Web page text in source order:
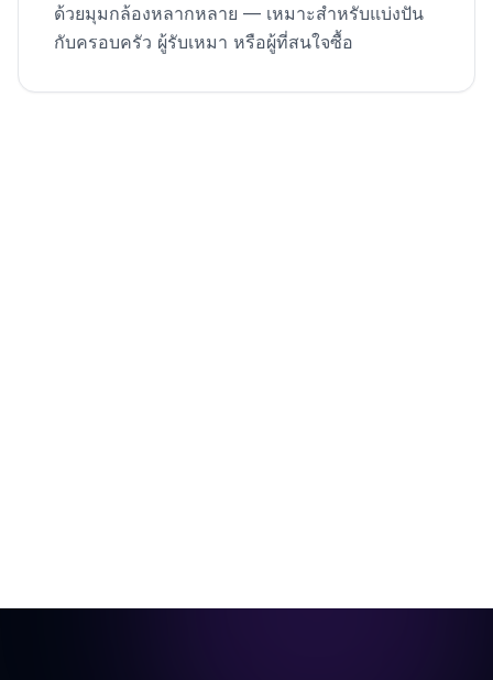
ด้วยมุมกล้องหลากหลาย — เหมาะสำหรับแบ่งปัน
กับครอบครัว ผู้รับเหมา หรือผู้ที่สนใจซื้อ